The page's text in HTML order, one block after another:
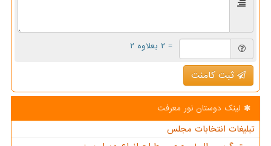
= ۲ بعلاوه ۲
ثبت کامنت
لینک دوستان نور معرفت
تبلیغات انتخابات مجلس